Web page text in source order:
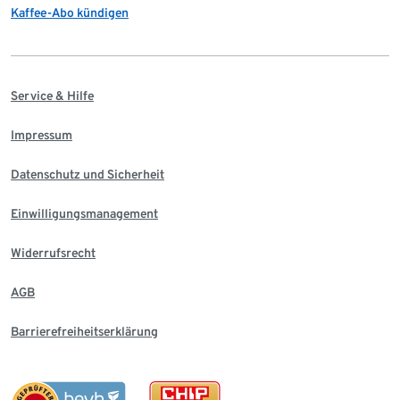
Kaffee-Abo kündigen
Service & Hilfe
Impressum
Datenschutz und Sicherheit
Einwilligungsmanagement
Widerrufsrecht
AGB
Barrierefreiheitserklärung